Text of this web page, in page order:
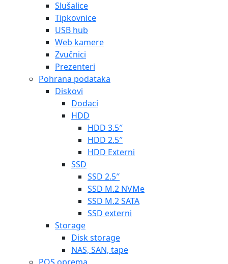
Slušalice
Tipkovnice
USB hub
Web kamere
Zvučnici
Prezenteri
Pohrana podataka
Diskovi
Dodaci
HDD
HDD 3.5″
HDD 2.5″
HDD Externi
SSD
SSD 2.5″
SSD M.2 NVMe
SSD M.2 SATA
SSD externi
Storage
Disk storage
NAS, SAN, tape